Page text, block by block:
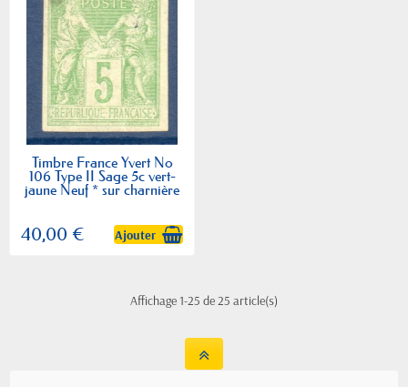
Timbre France Yvert No
106 Type II Sage 5c vert-
jaune Neuf * sur charnière
40,00 € Ajouter
Affichage 1-25 de 25 article(s)